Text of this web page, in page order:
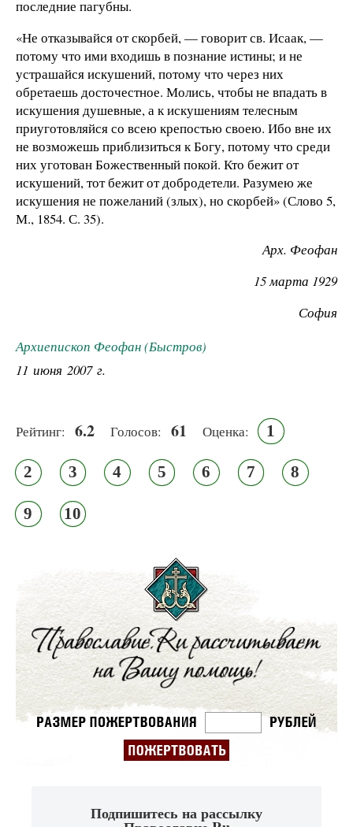
последние пагубны.
«Не отказывайся от скорбей, — говорит св. Исаак, —
потому что ими входишь в познание истины; и не
устрашайся искушений, потому что через них
обретаешь досточестное. Молись, чтобы не впадать в
искушения душевные, а к искушениям телесным
приуготовляйся со всею крепостью своею. Ибо вне их
не возможешь приблизиться к Богу, потому что среди
них уготован Божественный покой. Кто бежит от
искушений, тот бежит от добродетели. Разумею же
искушения не пожеланий (злых), но скорбей» (Слово 5,
М., 1854. С. 35).
Арх. Феофан
15 марта 1929
София
Архиепископ Феофан (Быстров)
11 июня 2007 г.
Рейтинг: 6.2 Голосов: 61 Оценка: 1
2 3 4 5 6 7 8
9 10
Подпишитесь на рассылку